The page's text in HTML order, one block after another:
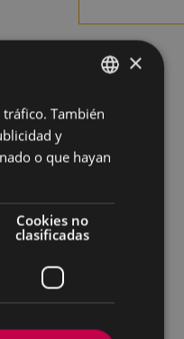
BASQUE
×
También
y
o que hayan
Cookies no
clasificadas